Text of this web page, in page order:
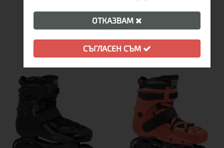
ОТКАЗВАМ
СЪГЛАСЕН СЪМ